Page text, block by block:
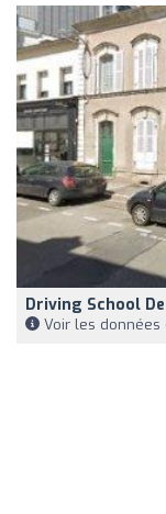
Driving School
Voir les